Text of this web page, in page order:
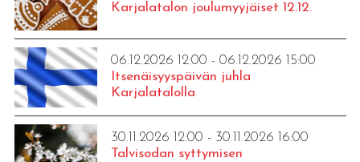
Karjalatalon joulumyyjäiset 12.12.
06.12.2026 12:00 - 06.12.2026 15:00
Itsenäisyyspäivän juhla
Karjalatalolla
30.11.2026 12:00 - 30.11.2026 16:00
Talvisodan syttymisen